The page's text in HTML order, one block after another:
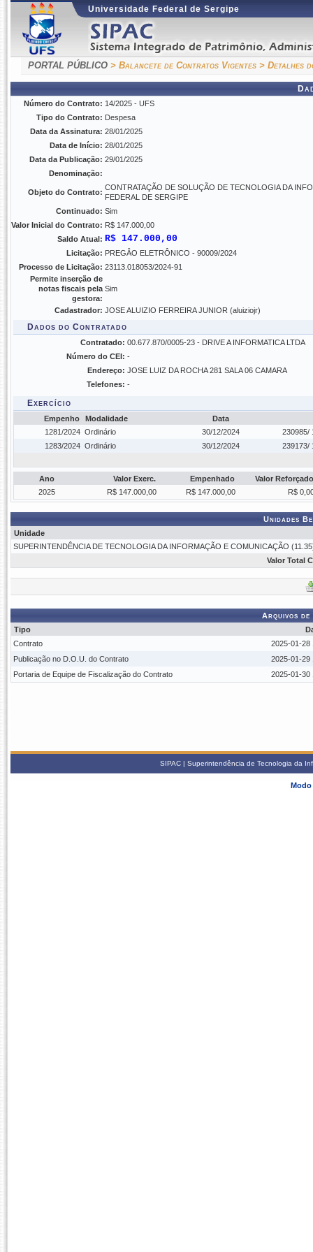
Universidade Federal de Sergipe
PORTAL PÚBLICO > Balancete de Contratos Vigentes > Detalhes
Número do Contrato: 14/2025 - UFS
Tipo do Contrato: Despesa
Data da Assinatura: 28/01/2025
Data de Início: 28/01/2025
Data da Publicação: 29/01/2025
Denominação:
Objeto do Contrato:
CONTRATAÇÃO DE SOLUÇÃO DE TECNOLOGIA DA
FEDERAL DE SERGIPE
Continuado: Sim
Valor Inicial do Contrato: R$ 147.000,00
Saldo Atual: R$ 147.000,00
Licitação: PREGÂO ELETRÔNICO - 90009/2024
Processo de Licitação: 23113.018053/2024-91
Permite inserção de
notas fiscais pela
gestora:
Sim
Cadastrador: JOSE ALUIZIO FERREIRA JUNIOR (aluiziojr)
Dados do Contratado
Contratado: 00.677.870/0005-23 - DRIVE A INFORMATICA LTDA
Número do CEI: -
Endereço: JOSE LUIZ DA ROCHA 281 SALA 06 CAMARA
Telefones: -
Exercício
Empenho Modalidade
Data
1281/2024 Ordinário 30/12/2024
230985/
1283/2024 Ordinário 30/12/2024 239173/
Ano Valor Exerc. Empenhado
Valor Reforçado
2025
R$ 147.000,00 R$ 147.000,00 R$
Unidades
Unidade
SUPERINTENDÊNCIA DE TECNOLOGIA DA INFORMAÇÃO E COMUNICAÇÃO
Valor Total
Arquivos
Tipo
Contrato
2025-01-28
Publicação no D.O.U. do Contrato
2025-01-29
Portaria de Equipe de Fiscalização do Contrato
2025-01-30
SIPAC | Superintendência de Tecnologia da
Modo